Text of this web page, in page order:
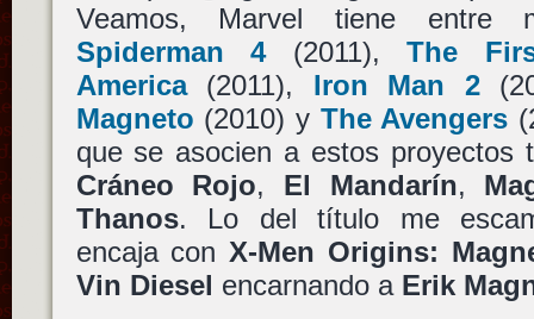
Veamos, Marvel tiene entre
Spiderman 4(2011),The
America(2011), Iron Man 2
Magneto (2010) y The Avengers
que se asocien a estos proyectos
Cráneo Rojo, El Mandarín,
Thanos. Lo del título me
encaja con X-Men Origins:
Vin Diesel encarnando a Erik